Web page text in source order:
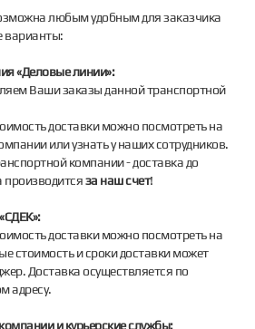
любым удобным для заказчика
варианты:
«Деловые линии»:
Ваши заказы данной транспортной
доставки можно посмотреть на
или узнать у наших сотрудников.
компании - доставка до
производитсяза наш счет!
доставки можно посмотреть на
стоимость и сроки доставки может
Доставка осуществляется по
адресу.
и курьерские службы: